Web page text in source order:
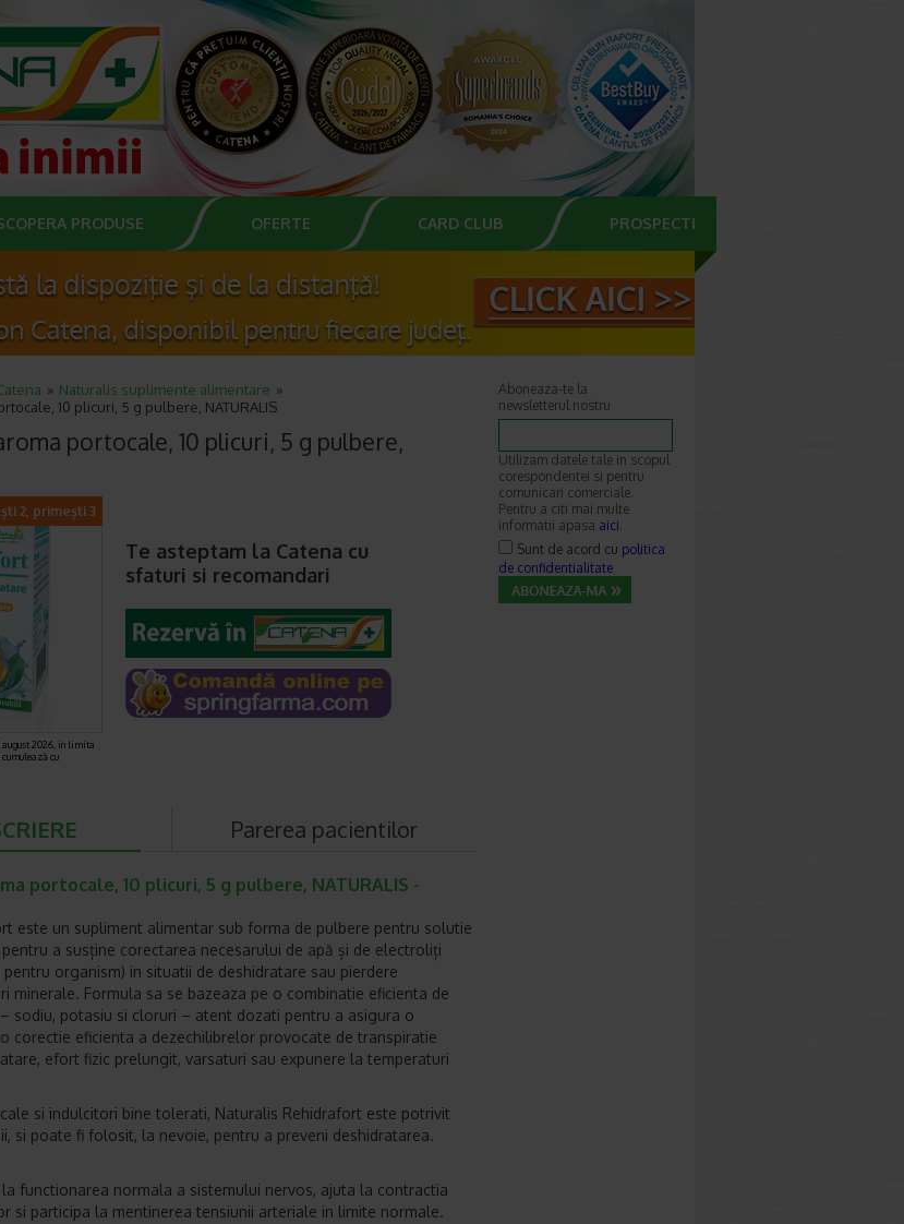
PRODUSE OFERTE CARD CLUB PROSPECTE
Naturalis suplimente alimentare
10 plicuri, 5 g pulbere, NATURALIS
portocale, 10 plicuri, 5 g pulbere,
2, primești 3
2026, in limita
cu
Te asteptam la Catena cu
sfaturi si recomandari
Parerea pacientilor
portocale, 10 plicuri, 5 g pulbere, NATURALIS -
este un supliment alimentar sub forma de pulbere pentru solutie
a susține corectarea necesarului de apă și de electroliți
organism) in situatii de deshidratare sau pierdere
minerale. Formula sa se bazeaza pe o combinatie eficienta de
sodiu, potasiu si cloruri – atent dozati pentru a asigura o
corectie eficienta a dezechilibrelor provocate de transpiratie
efort fizic prelungit, varsaturi sau expunere la temperaturi
si indulcitori bine tolerati, Naturalis Rehidrafort este potrivit
si poate fi folosit, la nevoie, pentru a preveni deshidratarea.
functionarea normala a sistemului nervos, ajuta la contractia
si participa la mentinerea tensiunii arteriale in limite normale.
Aboneaza-te la
newsletterul nostru
Utilizam datele tale in scopul
corespondentei si pentru
comunicari comerciale.
Pentru a citi mai multe
informatii apasa aici.
Sunt de acord cu politica
de confidentialitate